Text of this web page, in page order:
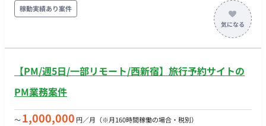
程： ・新たな輸出先（顧客・パートナー）の開拓およびアライ
アンス構築 ・各国の事情に即した車両調達スキームの確立 ・自
社広告サイトのグロースチームと協業したマーケティングプラ
ンの策定 ・KPI管理、PL管理および経営陣への定量・ロジカル
含む）のハンズオン対応
稼動実績あり案件
【PM/週5日/一部リモート/西新宿】旅行予約サイトの
PM業務案件
〜1,000,000 円／月 （※月160時間稼働の場合・税別）